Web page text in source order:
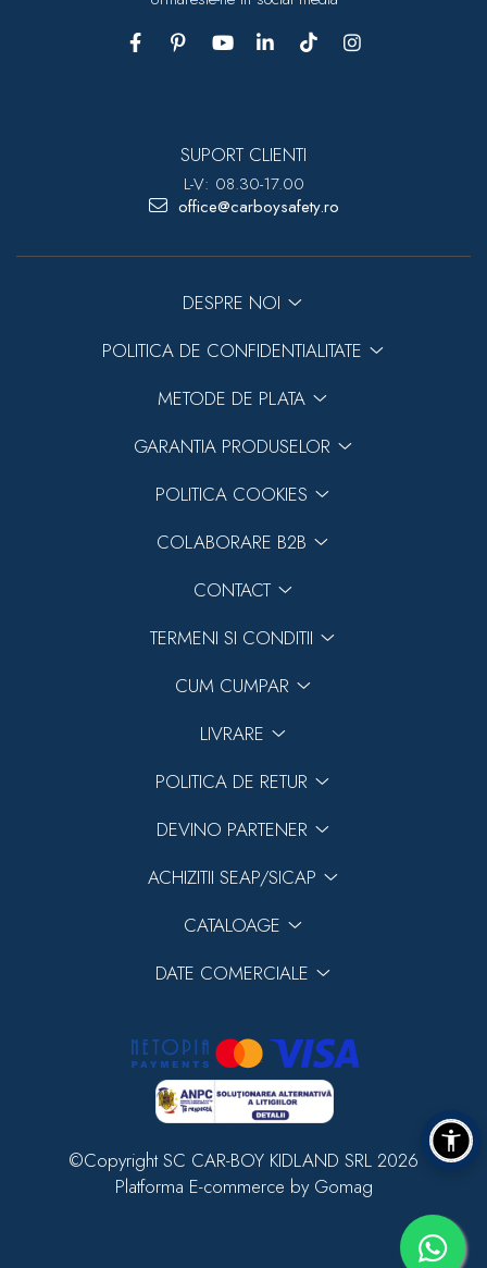
SUPORT CLIENTI
L-V: 08.30-17.00
office@carboysafety.ro
DESPRE NOI
POLITICA DE CONFIDENTIALITATE
METODE DE PLATA
GARANTIA PRODUSELOR
POLITICA COOKIES
COLABORARE B2B
CONTACT
TERMENI SI CONDITII
CUM CUMPAR
LIVRARE
POLITICA DE RETUR
DEVINO PARTENER
ACHIZITII SEAP/SICAP
CATALOAGE
DATE COMERCIALE
©Copyright SC CAR-BOY KIDLAND SRL 2026
Platforma E-commerce by Gomag